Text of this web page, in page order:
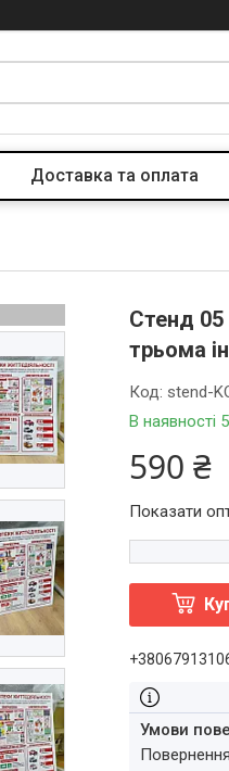
Доставка та оплата
Стенд 05
трьома
В наявності
Код: stend-
590 ₴
Показати